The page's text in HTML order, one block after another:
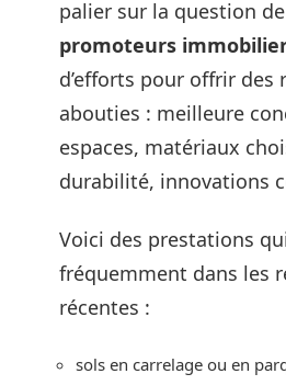
palier sur la question
promoteurs
d’efforts pour offrir des
abouties : meilleure
espaces, matériaux
durabilité, innovations
Voici des prestations
fréquemment dans les
récentes :
sols en carrelage ou en